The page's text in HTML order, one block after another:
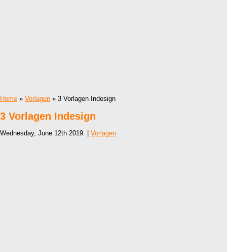
Home » Vorlagen » 3 Vorlagen Indesign
3 Vorlagen Indesign
Wednesday, June 12th 2019. | Vorlagen